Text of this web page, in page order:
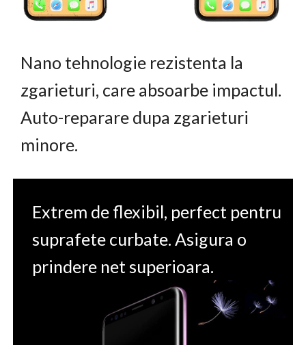
Nano tehnologie rezistenta la
zgarieturi, care absoarbe impactul.
Auto-reparare dupa zgarieturi
minore.
Extrem de flexibil, perfect pentru
suprafete curbate. Asigura o
prindere net superioara.